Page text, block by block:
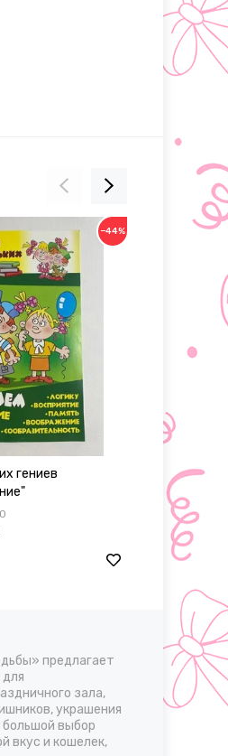
−44%
гениев
0
Колготки
30, L/XL
700 – 980
Выбрать
предлагает
зала,
украшения
выбор
вкус и кошелек,